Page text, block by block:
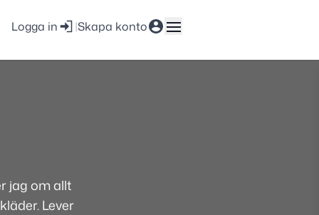
Logga in |Skapa konto
jag om allt
Lever